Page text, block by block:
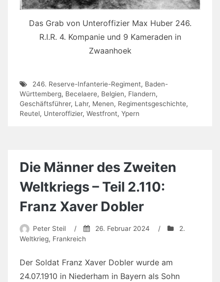
Das Grab von Unteroffizier Max Huber 246.
R.I.R. 4. Kompanie und 9 Kameraden in
Zwaanhoek
246. Reserve-Infanterie-Regiment, Baden-
Württemberg, Becelaere, Belgien, Flandern,
Geschäftsführer, Lahr, Menen, Regimentsgeschichte,
Reutel, Unteroffizier, Westfront, Ypern
Die Männer des Zweiten
Weltkriegs – Teil 2.110:
Franz Xaver Dobler
Peter Steil / 26. Februar 2024 /
2.
Weltkrieg, Frankreich
Der Soldat Franz Xaver Dobler wurde am
24.07.1910 in Niederham in Bayern als Sohn